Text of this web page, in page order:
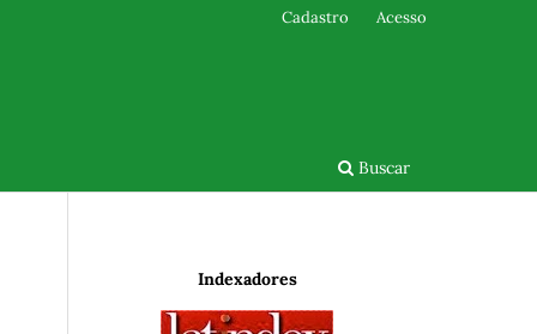
Buscar
Cadastro Acesso
Indexadores